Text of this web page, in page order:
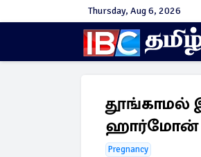
Thursday, Aug 6, 2026
தூங்காமல்
ஹார்மோன்
Pregnancy